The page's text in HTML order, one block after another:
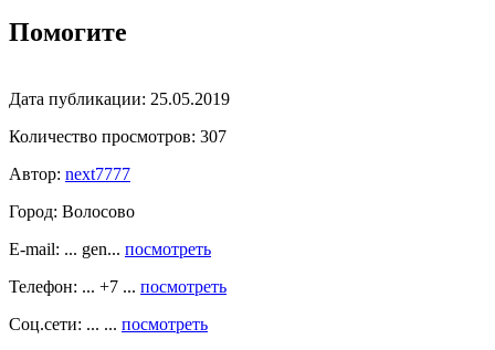
Помогите
Дата публикации: 25.05.2019
Количество просмотров: 307
Автор: next7777
Город: Волосово
E-mail: ... gen... посмотреть
Телефон: ... +7 ... посмотреть
Соц.сети: ... ... посмотреть